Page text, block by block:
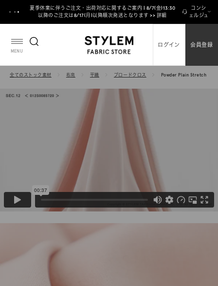
テ
夏季休業に伴うご注文・出荷対応に関するご案内 | 8/7(金)13:30
以降のご注文は8/17(月)以降順次発送となります >> 詳細
コンシ
ェルジュ
MENU
ログイン 会員登録
全てのストック素材 布帛 平織 ブロードクロス Powder Plain Stretch